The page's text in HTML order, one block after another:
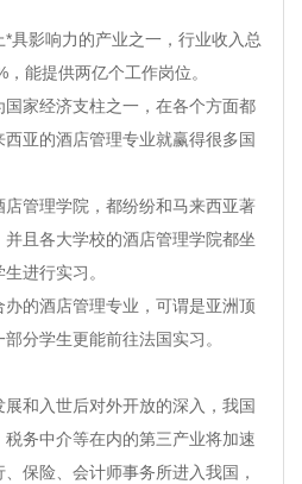
影响力的产业之一，行业收入总
能提供两亿个工作岗位。
家经济支柱之一，在各个方面都
亚的酒店管理专业就赢得很多国
管理学院，都纷纷和马来西亚著
且各大学校的酒店管理学院都坐
进行实习。
的酒店管理专业，可谓是亚洲顶
分学生更能前往法国实习。
和入世后对外开放的深入，我国
务中介等在内的第三产业将加速
保险、会计师事务所进入我国，